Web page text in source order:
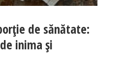
de sănătate:
inima și